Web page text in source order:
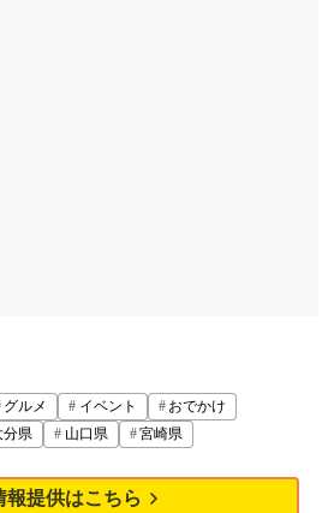
グルメ イベント
おでかけ
分県 山口県 宮崎県
報提供はこちら